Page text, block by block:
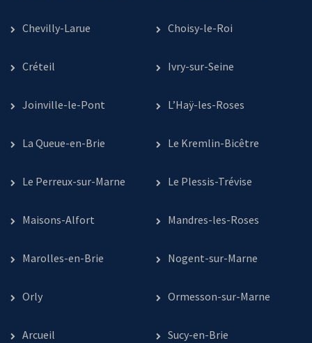
Chevilly-Larue Choisy-le-Roi
Créteil Ivry-sur-Seine
Joinville-le-Pont L’Haÿ-les-Roses
La Queue-en-Brie Le Kremlin-Bicêtre
Le Perreux-sur-Marne Le Plessis-Trévise
Maisons-Alfort Mandres-les-Roses
Marolles-en-Brie Nogent-sur-Marne
Orly Ormesson-sur-Marne
Arcueil Sucy-en-Brie